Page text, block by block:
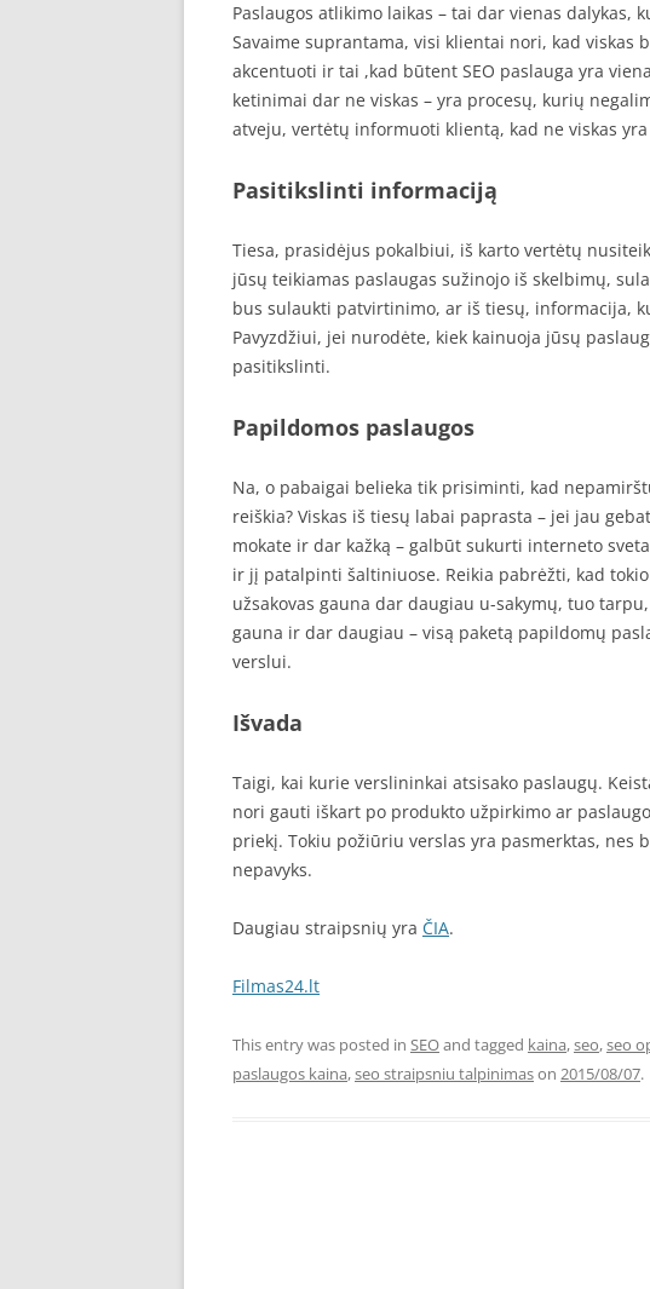
Paslaugos atlikimo laikas – tai dar vienas
Savaime suprantama, visi klientai nori, kad viskas
akcentuoti ir tai ,kad būtent SEO paslauga yra
ketinimai dar ne viskas – yra procesų, kurių
atveju, vertėtų informuoti klientą, kad ne viskas
Pasitikslinti informaciją
Tiesa, prasidėjus pokalbiui, iš karto vertėtų
jūsų teikiamas paslaugas sužinojo iš skelbimų,
bus sulaukti patvirtinimo, ar iš tiesų, informacija,
Pavyzdžiui, jei nurodėte, kiek kainuoja jūsų
pasitikslinti.
Papildomos paslaugos
Na, o pabaigai belieka tik prisiminti, kad
reiškia? Viskas iš tiesų labai paprasta – jei jau
mokate ir dar kažką – galbūt sukurti interneto
ir jį patalpinti šaltiniuose. Reikia pabrėžti, kad
užsakovas gauna dar daugiau u-sakymų, tuo
gauna ir dar daugiau – visą paketą papildomų
verslui.
Išvada
Taigi, kai kurie verslininkai atsisako paslaugų.
nori gauti iškart po produkto užpirkimo ar
priekį. Tokiu požiūriu verslas yra pasmerktas,
nepavyks.
Daugiau straipsnių yra ČIA.
Filmas24.lt
This entry was posted in SEOand tagged kaina,seo,seo
paslaugos kaina,seo straipsniu talpinimason 2015/08/07.